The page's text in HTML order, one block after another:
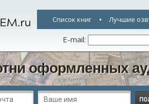
Список книг Лучшие
E-mail:
оформленных